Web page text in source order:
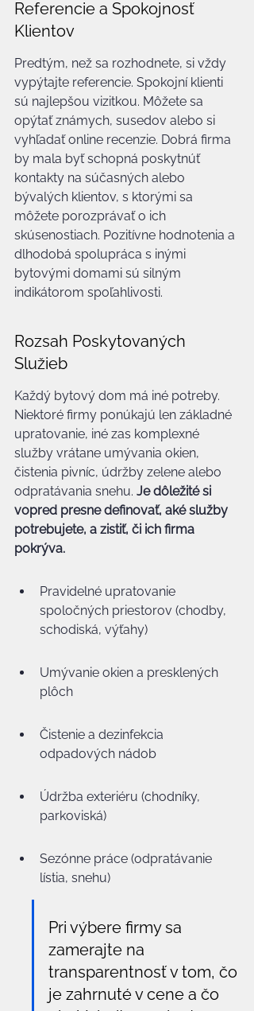
Referencie a Spokojnosť
Klientov
Predtým, než sa rozhodnete, si vždy
vypýtajte referencie. Spokojní klienti
sú najlepšou vizitkou. Môžete sa
opýtať známych, susedov alebo si
vyhľadať online recenzie. Dobrá firma
by mala byť schopná poskytnúť
kontakty na súčasných alebo
bývalých klientov, s ktorými sa
môžete porozprávať o ich
skúsenostiach. Pozitívne hodnotenia a
dlhodobá spolupráca s inými
bytovými domami sú silným
indikátorom spoľahlivosti.
Rozsah Poskytovaných
Služieb
Každý bytový dom má iné potreby.
Niektoré firmy ponúkajú len základné
upratovanie, iné zas komplexné
služby vrátane umývania okien,
čistenia pivníc, údržby zelene alebo
odpratávania snehu. Je dôležité si
vopred presne definovať, aké služby
potrebujete, a zistiť, či ich firma
pokrýva.
Pravidelné upratovanie
spoločných priestorov (chodby,
schodiská, výťahy)
Umývanie okien a presklených
plôch
Čistenie a dezinfekcia
odpadových nádob
Údržba exteriéru (chodníky,
parkoviská)
Sezónne práce (odpratávanie
lístia, snehu)
Pri výbere firmy sa
zamerajte na
transparentnosť v tom, čo
je zahrnuté v cene a čo